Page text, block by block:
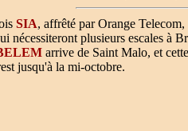
SIA, affrêté par Orange
nécessiteront plusieurs escales à
arrive de Saint Malo, et
jusqu'à la mi-octobre.